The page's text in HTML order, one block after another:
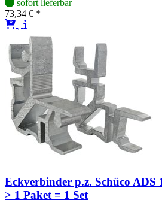
sofort lieferbar
73,34 € *
Eckverbinder p.z. Schüco ADS
> 1 Paket = 1 Set